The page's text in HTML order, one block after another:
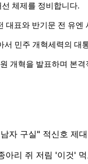
체제를 정비합니다.
표와 반기문 전 유
민주 개혁세력의
개혁을 발표하며 본